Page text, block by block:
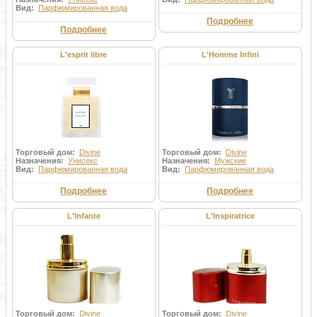
Вид: Парфюмированная вода
Подробнее
Подробнее
L'esprit libre
Торговый дом: Divine
Назначения: Унисекс
Вид: Парфюмированная вода
Подробнее
L'Homme Infini
Торговый дом: Divine
Назначения: Мужские
Вид: Парфюмированная вода
Подробнее
L'Infante
Торговый дом: Divine
L'Inspiratrice
Торговый дом: Divine